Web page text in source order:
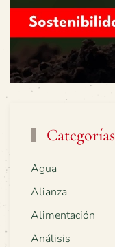
Categorías
Agua
Alianza
Alimentación
Análisis